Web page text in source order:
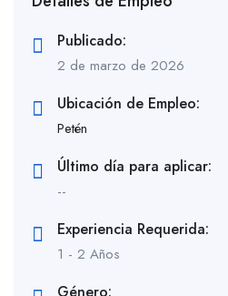
Publicado:
2 de marzo de 2026
Ubicación de Empleo:
Petén
Último día para aplicar:
--
Experiencia Requerida:
1 - 2 Años
Género: